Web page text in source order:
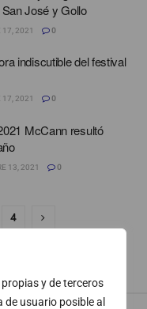
y de terceros
de usuario posible al
José y Gollo
17, 2021 0
indiscutible del festival
17, 2021 0
McCann resultó
13, 2021 0
4